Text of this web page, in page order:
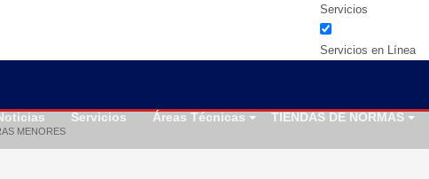
Servicios
Servicios en Línea
Servicios Áreas Técnicas TIENDAS DE NORMAS
MENORES